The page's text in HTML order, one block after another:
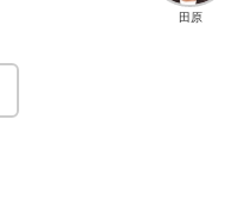
田原